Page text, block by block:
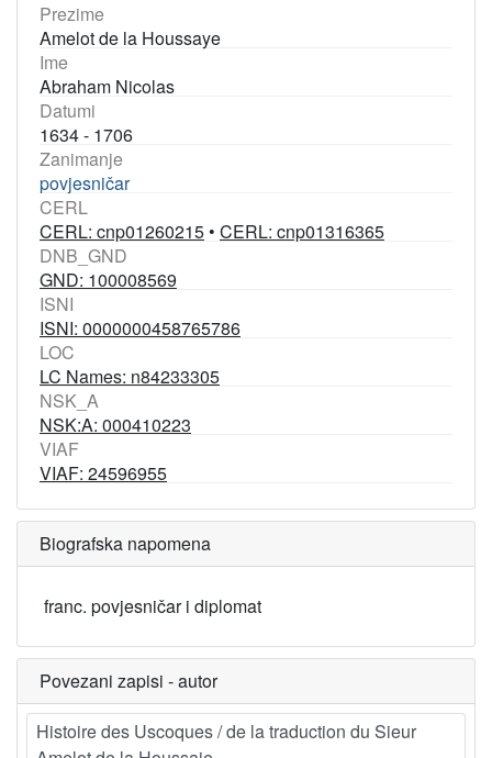
Prezime
Amelot de la Houssaye
Ime
Abraham Nicolas
Datumi
1634 - 1706
Zanimanje
povjesničar
CERL
CERL: cnp01260215 • CERL: cnp01316365
DNB_GND
GND: 100008569
ISNI
ISNI: 0000000458765786
LOC
LC Names: n84233305
NSK_A
NSK:A: 000410223
VIAF
VIAF: 24596955
Biografska napomena
franc. povjesničar i diplomat
Povezani zapisi - autor
Histoire des Uscoques / de la traduction du Sieur